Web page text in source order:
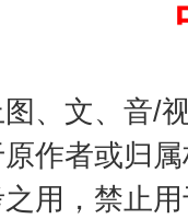
图、文、音/
作者或归
用，禁止